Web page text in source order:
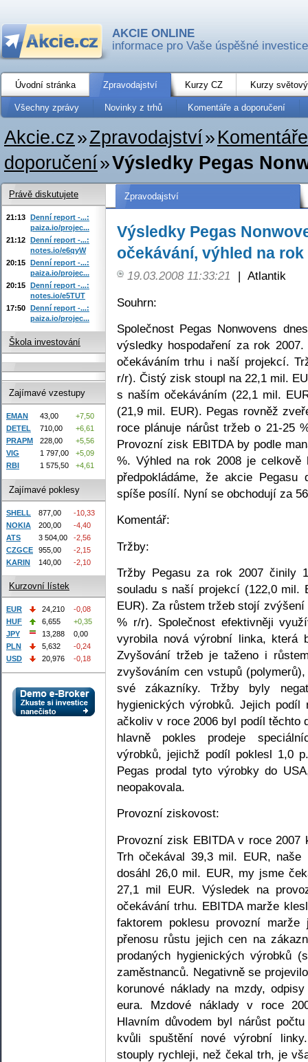
AKCIE ONLINE
informace pro Vaše úspěšné investice
Úvodní stránka Zpravodajství Kurzy CZ Kurzy
Všechny zprávy Novinky z trhů Komentáře a doporučení
Akcie.cz»Zpravodajství»
doporučení»Výsledky Pegas
Zpravodajství
Výsledky Pegas
očekávání, výhled na rok
19.03.2008 11:33:21 | Atlantik
Souhrn:
Společnost Pegas Nonwovens
výsledky hospodaření za rok
očekáváním trhu i naší projekcí.
r/r). Čistý zisk stoupl na 22,1 mil.
s naším očekáváním (22,1 mil.
(21,9 mil. EUR). Pegas rovněž
roce plánuje nárůst tržeb o 21-25
Provozní zisk EBITDA by podle
%. Výhled na rok 2008 je
předpokládáme, že akcie
spíše posílí. Nyní se obchodují za
Komentář:
Tržby:
Tržby Pegasu za rok 2007 činily
souladu s naší projekcí (122,0 mil.
EUR). Za růstem tržeb stojí
% r/r). Společnost efektivněji
vyrobila nová výrobní linka, která
Zvyšování tržeb je taženo i
zvyšováním cen vstupů
své zákazníky. Tržby byly
hygienických výrobků. Jejich
ačkoliv v roce 2006 byl podíl těchto
hlavně pokles prodeje
výrobků, jejichž podíl poklesl 1,0
Pegas prodal tyto výrobky do
neopakovala.
Provozní ziskovost:
Provozní zisk EBITDA v roce
Trh očekával 39,3 mil. EUR,
dosáhl 26,0 mil. EUR, my jsme
27,1 mil EUR. Výsledek na
očekávání trhu. EBITDA marže
faktorem poklesu provozní
přenosu růstu jejich cen na
prodaných hygienických výrobků
zaměstnanců. Negativně se
korunové náklady na mzdy,
eura. Mzdové náklady v roce
Hlavním důvodem byl nárůst
kvůli spuštění nové výrobní
stouply rychleji, než čekal trh, je
Právě diskutujete
21:13 Denní report -...:
paiza.io/projec...
21:12 Denní report -...:
notes.io/e6qyW
20:15 Denní report -...:
paiza.io/projec...
20:15 Denní report -...:
notes.io/e5TUT
17:50 Denní report -...:
paiza.io/projec...
Škola investování
Zajímavé vzestupy
EMAN 43,00
+7,50
DETEL
710,00
+6,61
PRAPM
228,00
+5,56
VIG
1 797,00
+5,09
RBI
1 575,50 +4,61
Zajímavé poklesy
SHELL 877,00
-10,33
NOKIA
200,00
-4,40
ATS
3 504,00
-2,56
CZGCE
955,00
-2,15
KARIN
140,00 -2,10
Kurzovní lístek
EUR 24,210
-0,08
HUF
6,655
+0,35
JPY
13,288
0,00
PLN
5,632
-0,24
USD
20,976 -0,18